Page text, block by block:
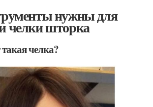
нужны для
челки шторка
челка?